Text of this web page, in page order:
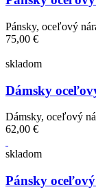
Pánsky, oceľový
75,00 €
skladom
Dámsky
Dámsky, oceľový
62,00 €
skladom
Pánsky